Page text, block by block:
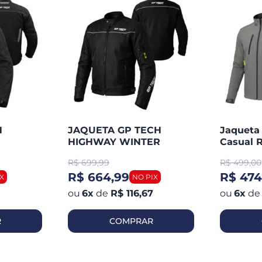
JAQUETA GP TECH
HIGHWAY WINTER
R$ 699,99
R$ 664,99
6x de R$ 116,67
COMPRAR
Jaqueta
Casual
R$ 499,00
R$
6x de